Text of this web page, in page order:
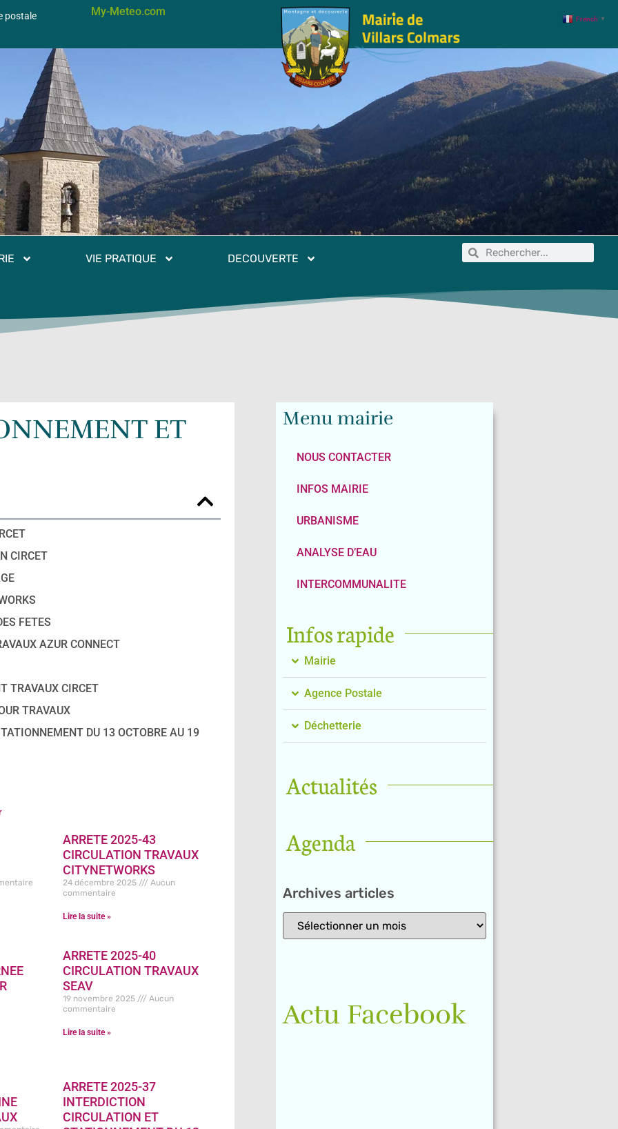
postale My-Meteo.com
VIE PRATIQUE DECOUVERTE
ET
CIRCET
FETES
AZUR CONNECT
TRAVAUX CIRCET
TRAVAUX
DU 13 OCTOBRE AU 19
ARRETE 2025-43
CIRCULATION TRAVAUX
CITYNETWORKS
24 décembre 2025
Aucun
commentaire
Lire la suite »
ARRETE 2025-40
CIRCULATION TRAVAUX
SEAV
19 novembre 2025
Aucun
commentaire
Lire la suite »
ARRETE 2025-37
INTERDICTION
CIRCULATION ET
Menu mairie
NOUS CONTACTER
INFOS MAIRIE
URBANISME
ANALYSE D’EAU
INTERCOMMUNALITE
Infos rapide
Mairie
Agence Postale
Déchetterie
Actualités
Agenda
Archives articles
Actu Facebook
French ▼